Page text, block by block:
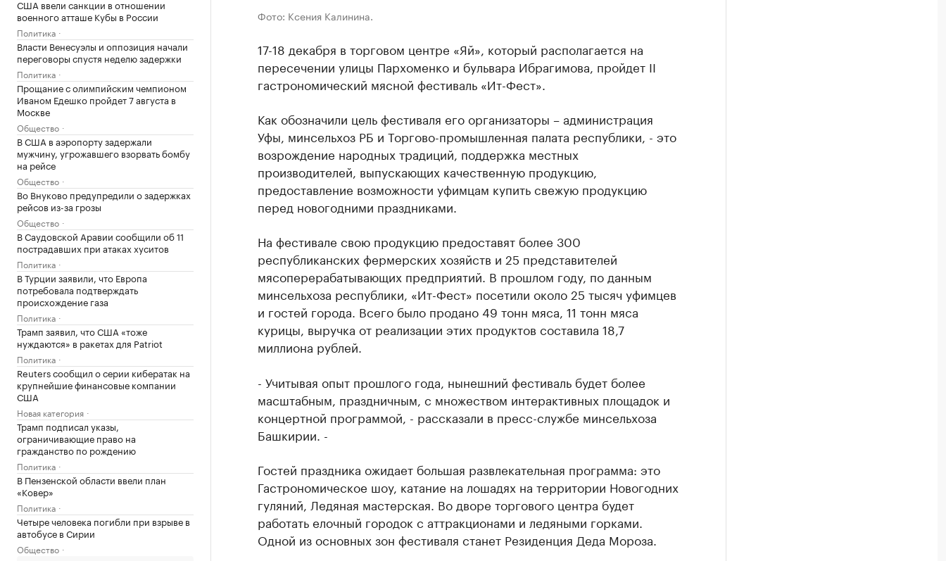
США ввели санкции в отношении
военного атташе Кубы в России
Политика
Власти Венесуэлы и оппозиция начали
переговоры спустя неделю задержки
Политика
Прощание с олимпийским чемпионом
Иваном Едешко пройдет 7 августа в
Москве
Общество
В США в аэропорту задержали
мужчину, угрожавшего взорвать бомбу
на рейсе
Общество
Во Внуково предупредили о задержках
рейсов из-за грозы
Общество
В Саудовской Аравии сообщили об 11
пострадавших при атаках хуситов
Политика
В Турции заявили, что Европа
потребовала подтверждать
происхождение газа
Политика
Трамп заявил, что США «тоже
нуждаются» в ракетах для Patriot
Политика
Reuters сообщил о серии кибератак на
крупнейшие финансовые компании
США
Новая категория
Трамп подписал указы,
ограничивающие право на
гражданство по рождению
Политика
В Пензенской области ввели план
«Ковер»
Политика
Четыре человека погибли при взрыве в
автобусе в Сирии
Общество
Фото: Ксения Калинина.
17-18 декабря в торговом центре «Яй», который располагается на
пересечении улицы Пархоменко и бульвара Ибрагимова, пройдет II
гастрономический мясной фестиваль «Ит-Фест».
Как обозначили цель фестиваля его организаторы – администрация
Уфы, минсельхоз РБ и Торгово-промышленная палата республики, - это
возрождение народных традиций, поддержка местных
производителей, выпускающих качественную продукцию,
предоставление возможности уфимцам купить свежую продукцию
перед новогодними праздниками.
На фестивале свою продукцию предоставят более 300
республиканских фермерских хозяйств и 25 представителей
мясоперерабатывающих предприятий. В прошлом году, по данным
минсельхоза республики, «Ит-Фест» посетили около 25 тысяч уфимцев
и гостей города. Всего было продано 49 тонн мяса, 11 тонн мяса
курицы, выручка от реализации этих продуктов составила 18,7
миллиона рублей.
- Учитывая опыт прошлого года, нынешний фестиваль будет более
масштабным, праздничным, с множеством интерактивных площадок и
концертной программой, - рассказали в пресс-службе минсельхоза
Башкирии. -
Гостей праздника ожидает большая развлекательная программа: это
Гастрономическое шоу, катание на лошадях на территории Новогодних
гуляний, Ледяная мастерская. Во дворе торгового центра будет
работать елочный городок с аттракционами и ледяными горками.
Одной из основных зон фестиваля станет Резиденция Деда Мороза.